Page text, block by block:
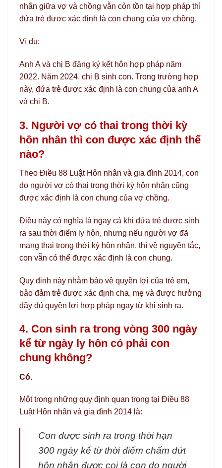
nhân giữa vợ và chồng vẫn còn tồn tại hợp pháp thì
đứa trẻ được xác định là con chung của vợ chồng.
Ví dụ:
Anh A và chị B đăng ký kết hôn hợp pháp năm
2022. Năm 2024, chị B sinh con. Trong trường hợp
này, đứa trẻ được xác định là con chung của anh A
và chị B.
3. Người vợ có thai trong thời kỳ
hôn nhân thì con được xác định thế
nào?
Theo Điều 88 Luật Hôn nhân và gia đình 2014, con
do người vợ có thai trong thời kỳ hôn nhân cũng
được xác định là con chung của vợ chồng.
Điều này có nghĩa là ngay cả khi đứa trẻ được sinh
ra sau thời điểm ly hôn, nhưng nếu người vợ đã
mang thai trong thời kỳ hôn nhân, thì về nguyên tắc,
con vẫn có thể được xác định là con chung.
Quy định này nhằm bảo vệ quyền lợi của trẻ em,
bảo đảm trẻ được xác định cha, mẹ và được hưởng
đầy đủ quyền lợi hợp pháp ngay từ khi sinh ra.
4. Con sinh ra trong vòng 300 ngày
kể từ ngày ly hôn có phải con
chung không?
Có.
Một trong những quy định quan trọng tại Điều 88
Luật Hôn nhân và gia đình 2014 là:
Con được sinh ra trong thời hạn
300 ngày kể từ thời điểm chấm dứt
hôn nhân được coi là con do người